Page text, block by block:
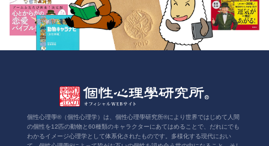
個性心理學®（個性心理学）は、個性心理學研究所®により世界ではじめて人間
の個性を12匹の動物と60種類のキャラクターにあてはめることで、だれにでも
わかるイメージ心理学として体系化されたものです。多様化する現代におい